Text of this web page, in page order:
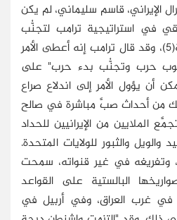
الإيراني، قاسم سليماني، لم يكن
في استراتيجية ترامب لتجنُّب
الصراعات العسكرية الشاملة(5)، وقد قال ترامب إنه أعطى الأمر
حرب وتجنُّب بدء حرب" على
أن يؤول الأمر إلى اندلاع صراع
من أحداث صبَّ مباشرة في صالح
الملايين من الإيرانيين للحداد
والثبور للولايات المتحدة.
وتفريغه في غير قنواته، سمحت
البالستية على القواعد
في غرب العراق، وفي أربيل في